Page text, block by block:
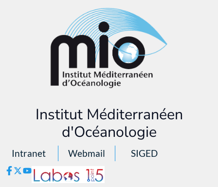
Institut Méditerranéen
d'Océanologie
Intranet Webmail SIGED